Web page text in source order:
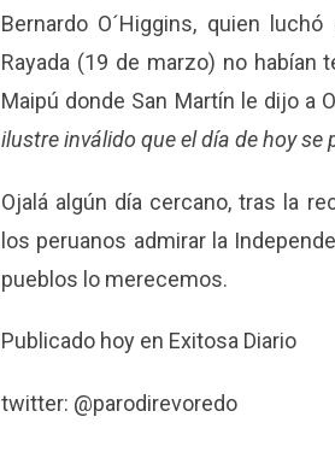
Bernardo O´Higgins, quien
Rayada (19 de marzo) no habían
Maipú donde San Martín le dijo a
ilustre inválido que el día de hoy se
Ojalá algún día cercano, tras la
los peruanos admirar la
pueblos lo merecemos.
Publicado hoy en Exitosa Diario
twitter: @parodirevoredo